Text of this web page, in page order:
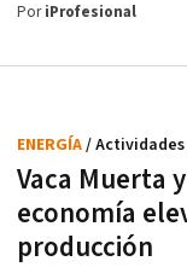
PoriProfesional
Vaca Muerta
economía
producción
ENERGÍA/